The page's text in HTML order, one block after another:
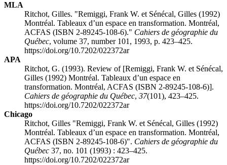
MLA
Ritchot, Gilles. "Remiggi, Frank W. et Sénécal, Gilles (1992)
Montréal. Tableaux d’un espace en transformation. Montréal,
ACFAS (ISBN 2-89245-108-6)." Cahiers de géographie du
Québec, volume 37, number 101, 1993, p. 423–425.
https://doi.org/10.7202/022372ar
APA
Ritchot, G. (1993). Review of [Remiggi, Frank W. et Sénécal,
Gilles (1992) Montréal. Tableaux d’un espace en
transformation. Montréal, ACFAS (ISBN 2-89245-108-6)].
Cahiers de géographie du Québec, 37(101), 423–425.
https://doi.org/10.7202/022372ar
Chicago
Ritchot, Gilles "Remiggi, Frank W. et Sénécal, Gilles (1992)
Montréal. Tableaux d’un espace en transformation. Montréal,
ACFAS (ISBN 2-89245-108-6)". Cahiers de géographie du
Québec 37, no. 101 (1993) : 423–425.
https://doi.org/10.7202/022372ar